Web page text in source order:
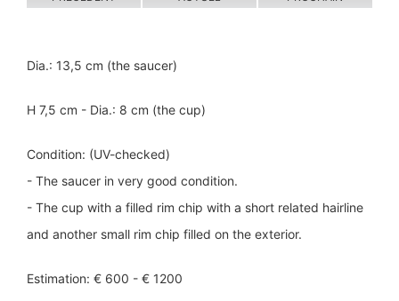
Dia.: 13,5 cm (the saucer)
H 7,5 cm - Dia.: 8 cm (the cup)
Condition: (UV-checked)
- The saucer in very good condition.
- The cup with a filled rim chip with a short related hairline
and another small rim chip filled on the exterior.
Estimation: € 600 - € 1200